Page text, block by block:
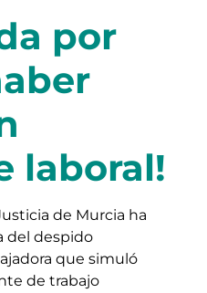
por
laboral!
de Murcia ha
del despido
que simuló
de trabajo